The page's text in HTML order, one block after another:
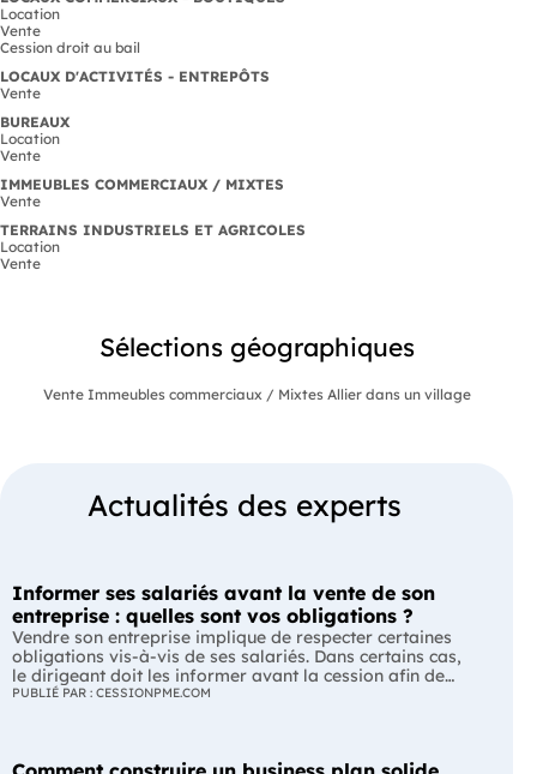
Location
Vente
Cession droit au bail
LOCAUX D'ACTIVITÉS - ENTREPÔTS
Vente
BUREAUX
Location
Vente
IMMEUBLES COMMERCIAUX / MIXTES
Vente
TERRAINS INDUSTRIELS ET AGRICOLES
Location
Vente
Sélections géographiques
Vente Immeubles commerciaux / Mixtes Allier dans un village
Actualités des experts
Informer ses salariés avant la vente de son
entreprise : quelles sont vos obligations ?
Vendre son entreprise implique de respecter certaines
obligations vis-à-vis de ses salariés. Dans certains cas,
le dirigeant doit les informer avant la cession afin de
leur permettre, s'ils le souhaitent, de présenter une offre
PUBLIÉ PAR : CESSIONPME.COM